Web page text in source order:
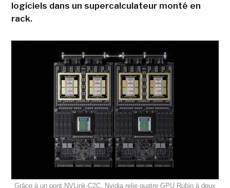
logiciels dans un supercalculateur monté en
rack.
Grâce à un pont NVLink-C2C, Nvidia relie quatre GPU Rubin à deux